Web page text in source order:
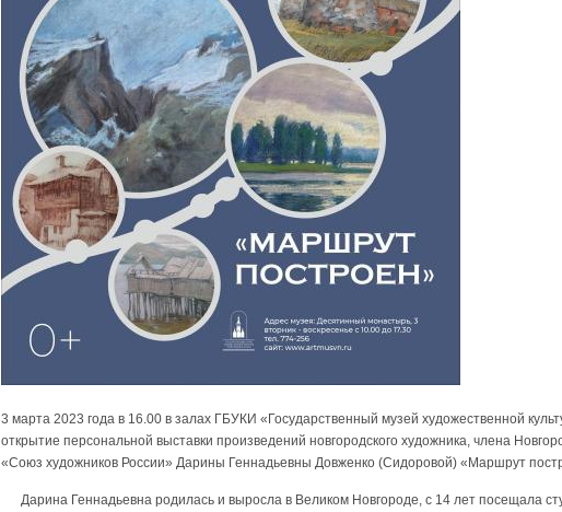
3 марта 2023 года в 16.00 в залах ГБУКИ «Государственный музей художественной
открытие персональной выставки произведений новгородского художника, члена
«Союз художников России» Дарины Геннадьевны Довженко (Сидоровой) «Маршрут
Дарина Геннадьевна родилась и выросла в Великом Новгороде, с 14 лет посещала